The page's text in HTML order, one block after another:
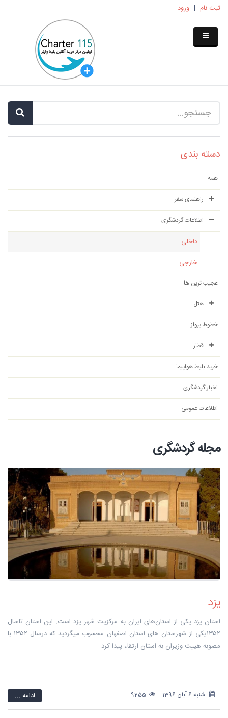
ثبت نام | ورود
دسته بندی
همه
راهنمای سفر
اطلاعات گردشگری
داخلی
خارجی
عجیب ترین ها
هتل
خطوط پرواز
قطار
خرید بلیط هواپیما
اخبار گردشگری
اطلاعات عمومی
مجله گردشگری
یزد
استان یزد یکی از استان‌های ایران به مرکزیت شهر یزد است. این استان تاسال
۱۳۵۲یکی از شهرستان های استان اصفهان محسوب میگردید که درسال ۱۳۵۲ با
مصوبه هییت وزیران به استان ارتقاء پیدا کرد.
شنبه 6 آبان 1396 ادامه ...